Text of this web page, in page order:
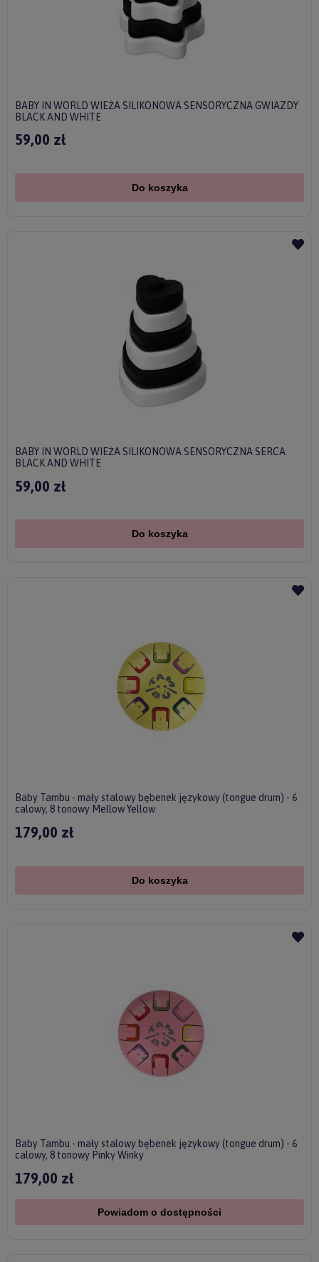
BABY IN WORLD WIEŻA SILIKONOWA SENSORYCZNA GWIAZDY
BLACK AND WHITE
59,00 zł
Do koszyka
BABY IN WORLD WIEŻA SILIKONOWA SENSORYCZNA SERCA
BLACK AND WHITE
59,00 zł
Do koszyka
Baby Tambu - mały stalowy bębenek językowy (tongue drum) - 6
calowy, 8 tonowy Mellow Yellow
179,00 zł
Do koszyka
Baby Tambu - mały stalowy bębenek językowy (tongue drum) - 6
calowy, 8 tonowy Pinky Winky
179,00 zł
Powiadom o dostępności